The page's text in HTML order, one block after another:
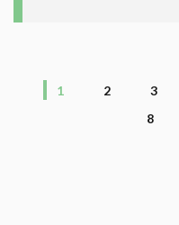
1 2 3
8